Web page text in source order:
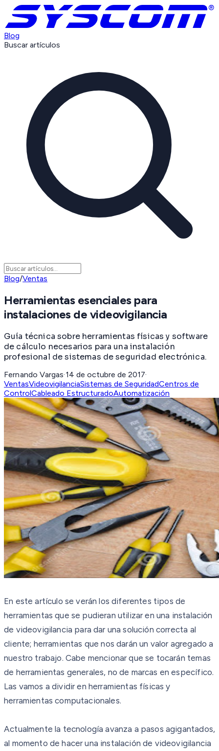
Blog
Buscar artículos
Blog/Ventas
Herramientas esenciales para
instalaciones de videovigilancia
Guía técnica sobre herramientas físicas y software
de cálculo necesarios para una instalación
profesional de sistemas de seguridad electrónica.
Fernando Vargas·14 de octubre de 2017·
VentasVideovigilanciaSistemas de SeguridadCentros de
ControlCableado EstructuradoAutomatización
En este artículo se verán los diferentes tipos de
herramientas que se pudieran utilizar en una instalación
de videovigilancia para dar una solución correcta al
cliente; herramientas que nos darán un valor agregado a
nuestro trabajo. Cabe mencionar que se tocarán temas
de herramientas generales, no de marcas en específico.
Las vamos a dividir en herramientas físicas y
herramientas computacionales.
Actualmente la tecnología avanza a pasos agigantados,
al momento de hacer una instalación de videovigilancia